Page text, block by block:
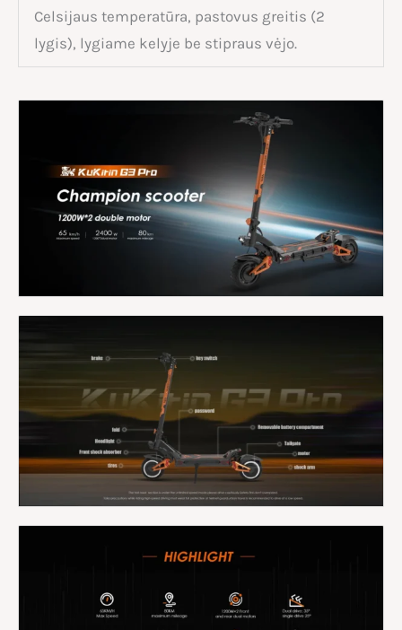
Celsijaus temperatūra, pastovus greitis (2
lygis), lygiame kelyje be stipraus vėjo.